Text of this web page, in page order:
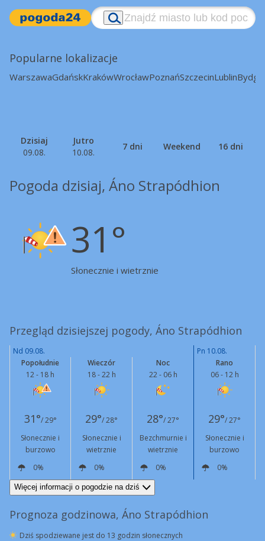
Popularne lokalizacje
WarszawaGdańskKrakówWrocławPoznańSzczecinLublin
Dzisiaj
09.08.
Jutro
10.08.
7 dni Weekend 16 dni
Pogoda dzisiaj, Áno Strapódhion
31°
Słonecznie i wietrznie
Przegląd dzisiejszej pogody, Áno Strapódhion
Nd 09.08.
Pn 10.08.
Popołudnie
12 - 18 h
Wieczór
18 - 22 h
Noc
22 - 06 h
Rano
06 - 12 h
31°/ 29° 29°/ 28° 28°/ 27° 29°/ 27°
Słonecznie i
burzowo
Słonecznie i
wietrznie
Bezchmurnie i
wietrznie
Słonecznie i
burzowo
0%
0% 0%
0%
NE
32 km/h
Podmuchy
75 km/h N
14 km/h
Podmuchy
47 km/h
Więcej informacji o pogodzie na dziś
Prognoza godzinowa, Áno Strapódhion
Dziś spodziewane jest do 13 godzin słonecznych